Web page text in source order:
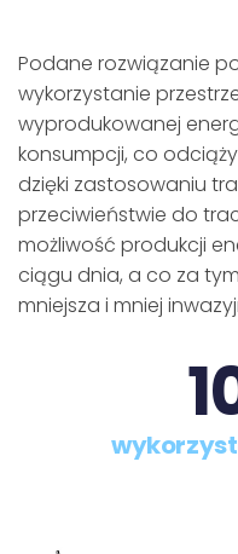
Podane rozwiązanie
wykorzystanie
wyprodukowanej
konsumpcji, co
dzięki zastosowaniu
przeciwieństwie do
możliwość produkcji
ciągu dnia, a co za
mniejsza i mniej